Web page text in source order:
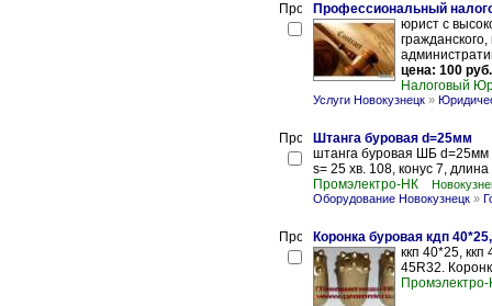
Профессиональный
юрист с
цена: 100 руб.
Налоговый
Услуги Новокузнецк »
Штанга буровая d=25мм
штанга буровая ШБ
s= 25 хв. 108, конус 7,
Промэлектро-НК
Оборудование Новокузнецк »
Коронка буровая кдп
ккп 40*25,
45R32.